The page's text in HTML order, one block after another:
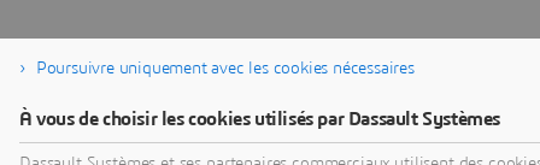
Poursuivre uniquement avec les cookies nécessaires
À vous de choisir les cookies utilisés par Dassault Systèmes